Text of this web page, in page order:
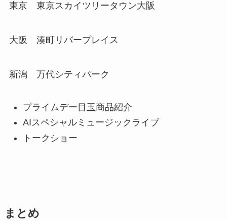
東京 東京スカイツリータウン大阪
大阪 湊町リバープレイス
新潟 万代シティパーク
プライムデー目玉商品紹介
AIスペシャルミュージックライブ
トークショー
まとめ